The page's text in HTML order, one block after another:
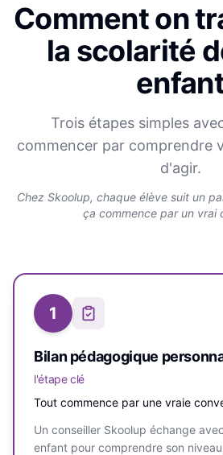
Comment on
la scolarité
Trois étapes simples
commencer par comprendre
d'agir.
Chez Skoolup, chaque élève suit un
ça commence par un vrai
1
Bilan pédagogique
l'étape clé
Tout commence par une vraie
Un conseiller Skoolup échange
enfant pour comprendre son